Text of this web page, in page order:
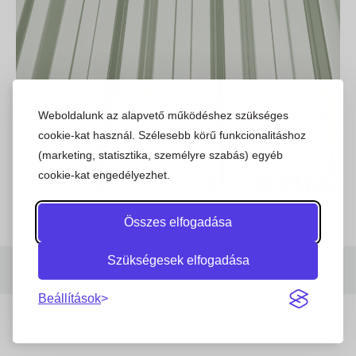
Weboldalunk az alapvető működéshez szükséges
cookie-kat használ. Szélesebb körű funkcionalitáshoz
(marketing, statisztika, személyre szabás) egyéb
cookie-kat engedélyezhet.
Összes elfogadása
Szükségesek elfogadása
Beállítások
© Copyright 2023 | Stajer.hu | Minden jog fenntartva